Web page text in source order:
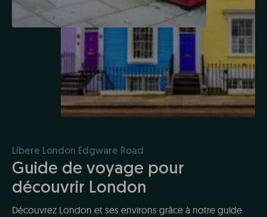
Líbere London Edgware Road
Guide de voyage pour
découvrir London
Découvrez London et ses environs grâce à notre guide